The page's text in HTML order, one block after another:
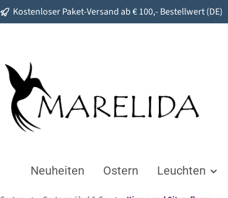
Zur Hauptnavigation springen
Kostenloser Paket-Versand ab € 100,- Bestellwert (DE)
Neuheiten Ostern Leuchten